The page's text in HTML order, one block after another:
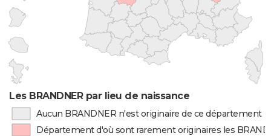
Les BRANDNER par lieu de naissance
Aucun BRANDNER n'est originaire de ce département
Département d'où sont rarement originaires les